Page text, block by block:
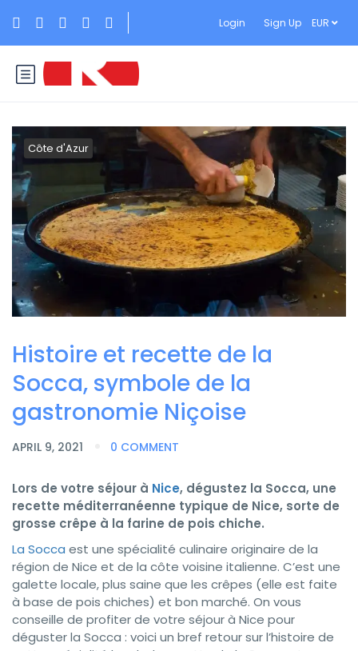
Login Sign Up EUR
Côte d'Azur
Histoire et recette de la
Socca, symbole de la
gastronomie Niçoise
APRIL 9, 2021 0 COMMENT
Lors de votre séjour à Nice, dégustez la Socca, une
recette méditerranéenne typique de Nice, sorte de
grosse crêpe à la farine de pois chiche.
La Socca est une spécialité culinaire originaire de la
région de Nice et de la côte voisine italienne. C’est une
galette locale, plus saine que les crêpes (elle est faite
à base de pois chiches) et bon marché. On vous
conseille de profiter de votre séjour à Nice pour
déguster la Socca : voici un bref retour sur l’histoire de